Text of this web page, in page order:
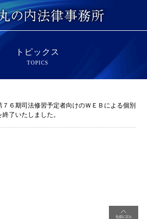
トピックス
TOPICS
７６期司法修習予定者向けのＷＥＢによる個別
了いたしました。